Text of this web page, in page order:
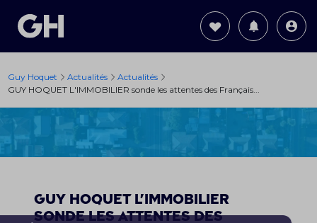
Guy Hoquet Actualités
Actualités
GUY HOQUET L'IMMOBILIER sonde les attentes des Français...
GUY HOQUET L'IMMOBILIER
sonde les attentes des